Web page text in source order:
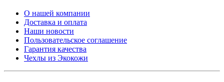
О нашей компании
Доставка и оплата
Наши новости
Пользовательское соглашение
Гарантия качества
Чехлы из Экокожи